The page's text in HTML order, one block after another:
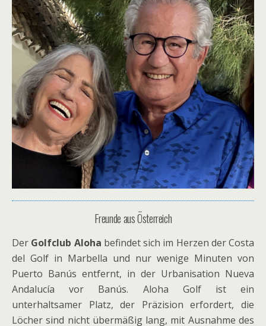
Freunde aus Österreich
Der Golfclub Aloha befindet sich im Herzen der Costa
del Golf in Marbella und nur wenige Minuten von
Puerto Banús entfernt, in der Urbanisation Nueva
Andalucía vor Banús. Aloha Golf ist ein
unterhaltsamer Platz, der Präzision erfordert, die
Löcher sind nicht übermäßig lang, mit Ausnahme des